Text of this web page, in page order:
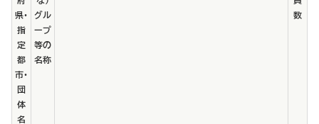
県・
指
定
都
市・
団
体
名
グル
ープ
等の
名称
数